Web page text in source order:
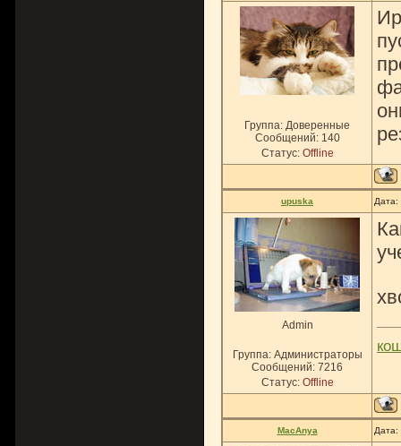
Группа: Доверенные
Сообщений: 140
Статус: Offline
upuska Дата:
Admin
Группа: Администраторы
Сообщений: 7216
Статус: Offline
MacAnya Дата: